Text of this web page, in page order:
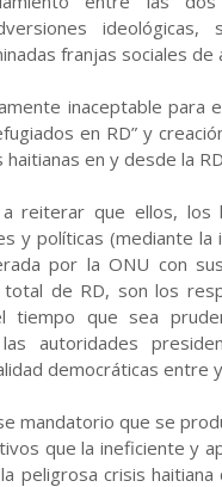
franjas sociales de
inaceptable para
en RD” y
en y desde la
reiterar que ellos,
y políticas (mediante
por la ONU con
total de RD, son los
tiempo que sea
autoridades
democráticas entre
mandatorio que se
que la ineficiente y
peligrosa crisis